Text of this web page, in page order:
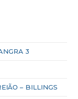
3
– BILLINGS